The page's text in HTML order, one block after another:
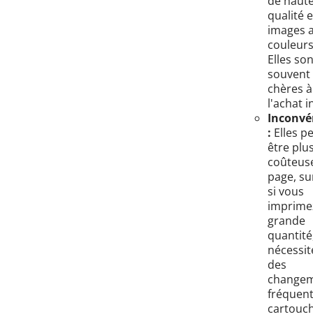
qualité
images
Elles
chères à
l'achat
: Elles
être
page,
si vous
grande
des